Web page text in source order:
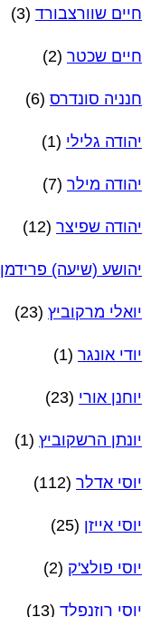
חיים שוורצבורד (3)
חיים שכטר (2)
חנניה סונדרס (6)
יהודה גלילי (1)
יהודה מילר (7)
יהודה שפיצר (12)
יהושע (שיעה) פרידמן
יואלי מרקוביץ (23)
יודי אונגר (1)
יוחנן אורי (23)
יונתן הרשקוביץ (1)
יוסי אדלר (112)
יוסי אייזן (25)
יוסי פולצ'ק (2)
יוסי רוזנפלד (13)